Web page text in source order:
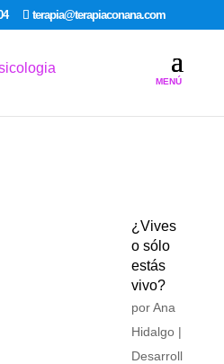
terapia@terapiaconana.com
¿Vives
o sólo
estás
vivo?
porAna
Hidalgo|
Desarroll